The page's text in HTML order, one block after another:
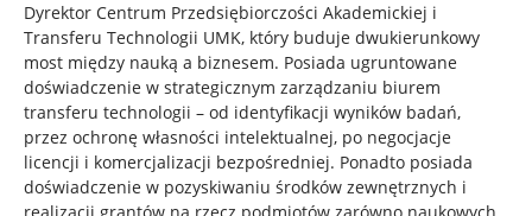
Dyrektor Centrum Przedsiębiorczości Akademickiej i
Transferu Technologii UMK, który buduje dwukierunkowy
most między nauką a biznesem. Posiada ugruntowane
doświadczenie w strategicznym zarządzaniu biurem
transferu technologii – od identyfikacji wyników badań,
przez ochronę własności intelektualnej, po negocjacje
licencji i komercjalizacji bezpośredniej. Ponadto posiada
doświadczenie w pozyskiwaniu środków zewnętrznych i